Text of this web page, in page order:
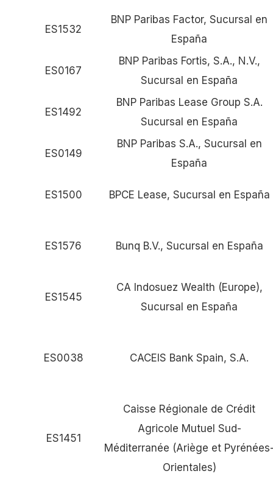
ES1532
BNP Paribas Factor, Sucursal en
España
ES0167
BNP Paribas Fortis, S.A., N.V.,
Sucursal en España
ES1492
BNP Paribas Lease Group S.A.
Sucursal en España
ES0149
BNP Paribas S.A., Sucursal en
España
ES1500 BPCE Lease, Sucursal en España
ES1576 Bunq B.V., Sucursal en España
ES1545
CA Indosuez Wealth (Europe),
Sucursal en España
ES0038 CACEIS Bank Spain, S.A.
ES1451
Caisse Régionale de Crédit
Agricole Mutuel Sud-
Méditerranée (Ariège et
Orientales)